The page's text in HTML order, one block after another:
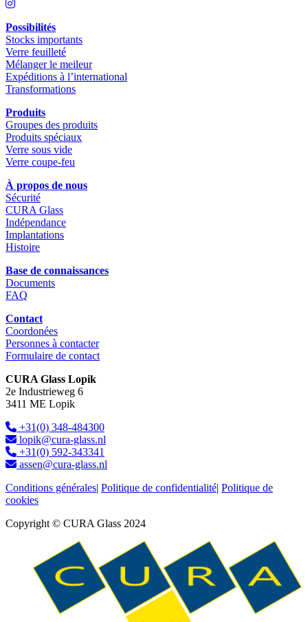
Possibilités
Stocks importants
Verre feuilleté
Mélanger le meileur
Expéditions à l’international
Transformations
Produits
Groupes des produits
Produits spéciaux
Verre sous vide
Verre coupe-feu
À propos de nous
Sécurité
CURA Glass
Indépendance
Implantations
Histoire
Base de connaissances
Documents
FAQ
Contact
Coordonées
Personnes à contacter
Formulaire de contact
CURA Glass Lopik
2e Industrieweg 6
3411 ME Lopik
+31(0) 348-484300
lopik@cura-glass.nl
+31(0) 592-343341
assen@cura-glass.nl
Conditions générales| Politique de confidentialité| Politique de
cookies
Copyright © CURA Glass 2024